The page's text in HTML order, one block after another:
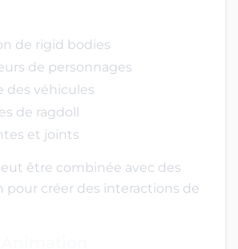
de rigid bodies
de personnages
des véhicules
de ragdoll
et joints
être combinée avec des
pour créer des interactions de